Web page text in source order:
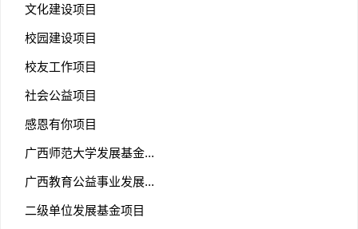
文化建设项目
校园建设项目
校友工作项目
社会公益项目
感恩有你项目
广西师范大学发展基金...
广西教育公益事业发展...
二级单位发展基金项目